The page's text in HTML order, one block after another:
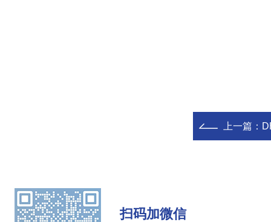
上一篇：
扫码加微信